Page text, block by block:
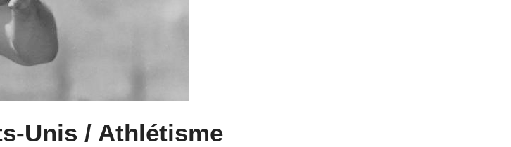
Unis / Athlétisme